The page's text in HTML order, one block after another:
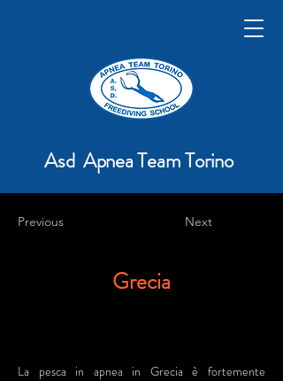
Asd Apnea Team Torino
Previous Next
Grecia
La pesca in apnea in Grecia è fortemente